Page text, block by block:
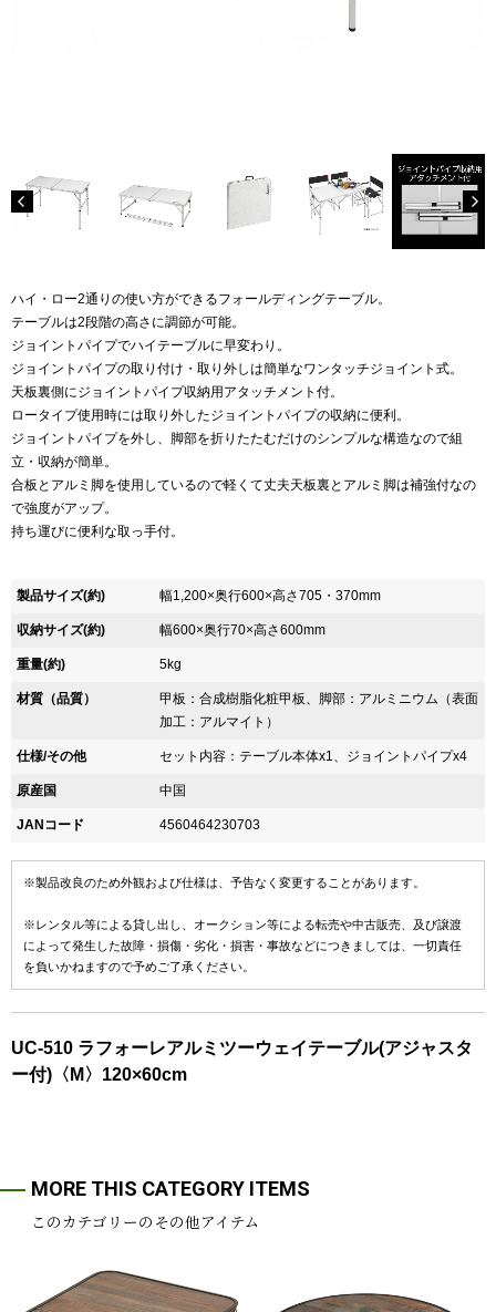
ハイ・ロー2通りの使い方ができるフォールディングテーブル。
テーブルは2段階の高さに調節が可能。
ジョイントパイプでハイテーブルに早変わり。
ジョイントパイプの取り付け・取り外しは簡単なワンタッチジョイント式。
天板裏側にジョイントパイプ収納用アタッチメント付。
ロータイプ使用時には取り外したジョイントパイプの収納に便利。
ジョイントパイプを外し、脚部を折りたたむだけのシンプルな構造なので組
立・収納が簡単。
合板とアルミ脚を使用しているので軽くて丈夫天板裏とアルミ脚は補強付なの
で強度がアップ。
持ち運びに便利な取っ手付。
製品サイズ(約) 幅1,200×奥行600×高さ705・370mm
収納サイズ(約) 幅600×奥行70×高さ600mm
重量(約) 5kg
材質（品質）
甲板：合成樹脂化粧甲板、脚部：アルミニウム（表面
加工：アルマイト）
仕様/その他 セット内容：テーブル本体x1、ジョイントパイプx4
原産国 中国
JANコード 4560464230703
※製品改良のため外観および仕様は、予告なく変更することがあります。
※レンタル等による貸し出し、オークション等による転売や中古販売、及び譲渡
によって発生した故障・損傷・劣化・損害・事故などにつきましては、一切責任
を負いかねますので予めご了承ください。
UC-510 ラフォーレアルミツーウェイテーブル(アジャスタ
ー付)〈M〉120×60cm
MORE THIS CATEGORY ITEMS
このカテゴリーのその他アイテム